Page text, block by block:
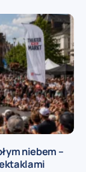
niebem –